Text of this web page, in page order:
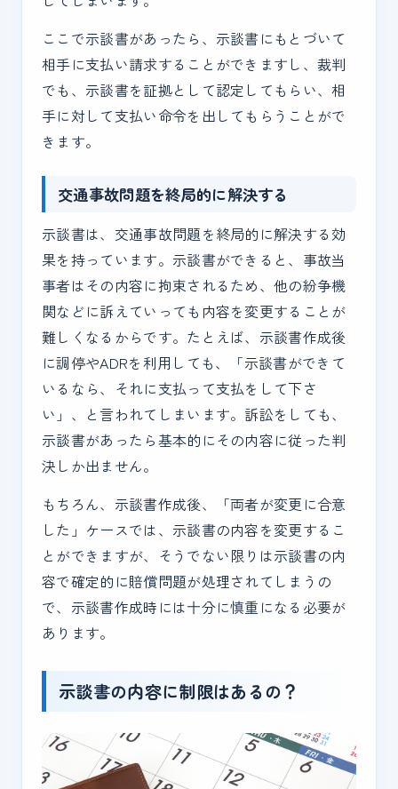
ここで示談書があったら、示談書にもとづいて
相手に支払い請求することができますし、裁判
でも、示談書を証拠として認定してもらい、相
手に対して支払い命令を出してもらうことがで
きます。
交通事故問題を終局的に解決する
示談書は、交通事故問題を終局的に解決する効
果を持っています。示談書ができると、事故当
事者はその内容に拘束されるため、他の紛争機
関などに訴えていっても内容を変更することが
難しくなるからです。たとえば、示談書作成後
に調停やADRを利用しても、「示談書ができて
いるなら、それに支払って支払をして下さ
い」、と言われてしまいます。訴訟をしても、
示談書があったら基本的にその内容に従った判
決しか出ません。
もちろん、示談書作成後、「両者が変更に合意
した」ケースでは、示談書の内容を変更するこ
とができますが、そうでない限りは示談書の内
容で確定的に賠償問題が処理されてしまうの
で、示談書作成時には十分に慎重になる必要が
あります。
示談書の内容に制限はあるの？